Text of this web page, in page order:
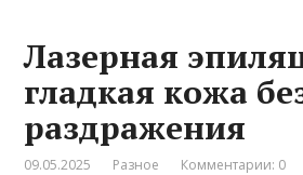
Лазерная
гладкая кожа
раздражения
09.05.2025 Разное Комментарии: 0